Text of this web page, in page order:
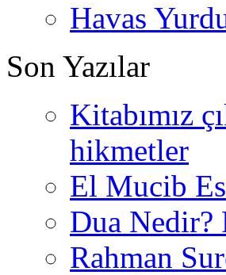
Havas
Son Yazılar
Kitabımız
hikmetler
El Mucib
Dua Nedir?
Rahman